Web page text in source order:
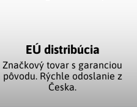
EÚ distribúcia
Značkový tovar s garanciou
pôvodu. Rýchle odoslanie z
Česka.